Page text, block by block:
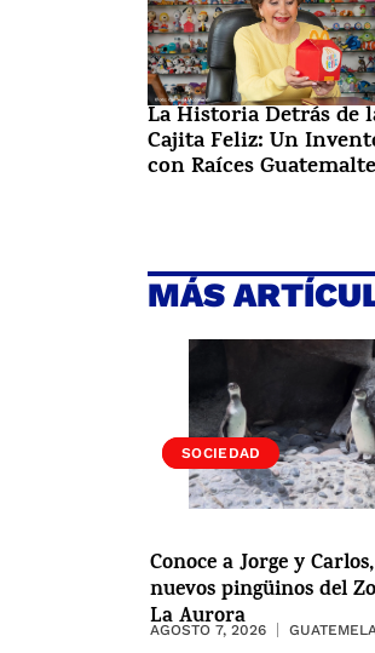
La Historia Detrás de
Cajita Feliz: Un
con Raíces
MÁS
VIDA
SOCIEDAD
Conoce a Jorge y
nuevos pingüinos del
La Aurora
AGOSTO 7, 2026